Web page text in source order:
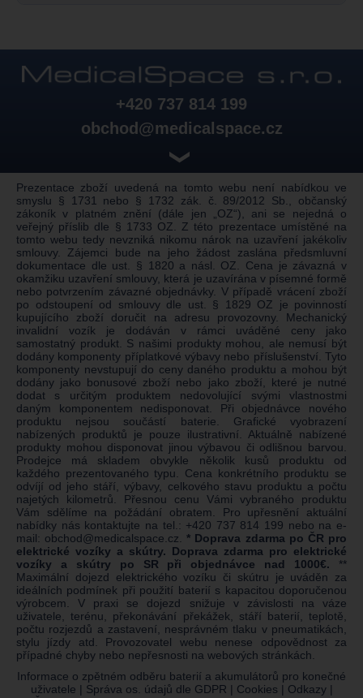
+420 737 814 199
obchod@medicalspace.cz
❯
Prezentace zboží uvedená na tomto webu není nabídkou ve
smyslu § 1731 nebo § 1732 zák. č. 89/2012 Sb., občanský
zákoník v platném znění (dále jen „OZ“), ani se nejedná o
veřejný příslib dle § 1733 OZ. Z této prezentace umístěné na
tomto webu tedy nevzniká nikomu nárok na uzavření jakékoliv
smlouvy. Zájemci bude na jeho žádost zaslána předsmluvní
dokumentace dle ust. § 1820 a násl. OZ. Cena je závazná v
okamžiku uzavření smlouvy, která je uzavírána v písemné formě
nebo potvrzením závazné objednávky. V případě vrácení zboží
po odstoupení od smlouvy dle ust. § 1829 OZ je povinností
kupujícího zboží doručit na adresu provozovny. Mechanický
invalidní vozík je dodáván v rámci uváděné ceny jako
samostatný produkt. S našimi produkty mohou, ale nemusí být
dodány komponenty příplatkové výbavy nebo příslušenství. Tyto
komponenty nevstupují do ceny daného produktu a mohou být
dodány jako bonusové zboží nebo jako zboží, které je nutné
dodat s určitým produktem nedovolující svými vlastnostmi
daným komponentem nedisponovat. Při objednávce nového
produktu nejsou součástí baterie. Grafické vyobrazení
nabízených produktů je pouze ilustrativní. Aktuálně nabízené
produkty mohou disponovat jinou výbavou či odlišnou barvou.
Prodejce má skladem obvykle několik kusů produktu od
každého prezentovaného typu. Cena konkrétního produktu se
odvíjí od jeho stáří, výbavy, celkového stavu produktu a počtu
najetých kilometrů. Přesnou cenu Vámi vybraného produktu
Vám sdělíme na požádání obratem. Pro upřesnění aktuální
nabídky nás kontaktujte na tel.: +420 737 814 199 nebo na e-
mail: obchod@medicalspace.cz
* Doprava zdarma po ČR pro
elektrické vozíky a skútry. Doprava zdarma pro elektrické
vozíky a skútry po SR při objednávce nad 1000€. **
Maximální dojezd elektrického vozíku či skútru je uváděn za
ideálních podmínek při použití baterií s kapacitou doporučenou
výrobcem. V praxi se dojezd snižuje v závislosti na váze
uživatele, terénu, překonávání překážek, stáří baterií, teplotě,
počtu rozjezdů a zastavení, nesprávném tlaku v pneumatikách,
stylu jízdy atd. Provozovatel webu nenese odpovědnost za
případné chyby nebo nepřesnosti na webových stránkách.
Informace o zpětném odběru baterií a akumulátorů pro konečné
uživatele | Správa os. údajů dle GDPR | Cookies | Odkazy|